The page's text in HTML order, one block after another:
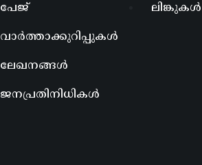
പേജ്
വാർത്താക്കുറിപ്പുകൾ
ലേഖനങ്ങൾ
ജനപ്രതിനിധികൾ
ലിങ്കുകൾ